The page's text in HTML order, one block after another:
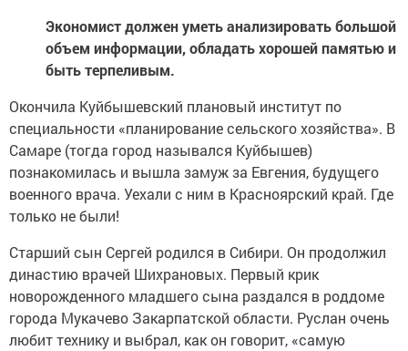
Экономист должен уметь анализировать большой
объем информации, обладать хорошей памятью и
быть терпеливым.
Окончила Куйбышевский плановый институт по
специальности «планирование сельского хозяйства». В
Самаре (тогда город назывался Куйбышев)
познакомилась и вышла замуж за Евгения, будущего
военного врача. Уехали с ним в Красноярский край. Где
только не были!
Старший сын Сергей родился в Сибири. Он продолжил
династию врачей Шихрановых. Первый крик
новорожденного младшего сына раздался в роддоме
города Мукачево Закарпатской области. Руслан очень
любит технику и выбрал, как он говорит, «самую